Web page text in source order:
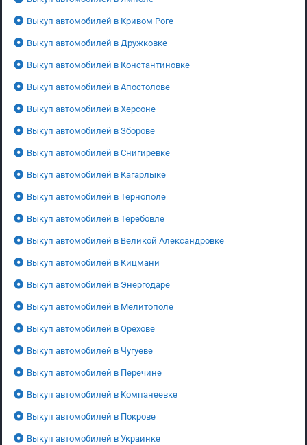
Выкуп автомобилей в Кривом Роге
Выкуп автомобилей в Дружковке
Выкуп автомобилей в Константиновке
Выкуп автомобилей в Апостолове
Выкуп автомобилей в Херсоне
Выкуп автомобилей в Зборове
Выкуп автомобилей в Снигиревке
Выкуп автомобилей в Кагарлыке
Выкуп автомобилей в Тернополе
Выкуп автомобилей в Теребовле
Выкуп автомобилей в Великой Александровке
Выкуп автомобилей в Кицмани
Выкуп автомобилей в Энергодаре
Выкуп автомобилей в Мелитополе
Выкуп автомобилей в Орехове
Выкуп автомобилей в Чугуеве
Выкуп автомобилей в Перечине
Выкуп автомобилей в Компанеевке
Выкуп автомобилей в Покрове
Выкуп автомобилей в Украинке